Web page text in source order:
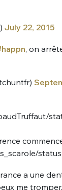
July 22, 2015
, on
a une
me tromper.